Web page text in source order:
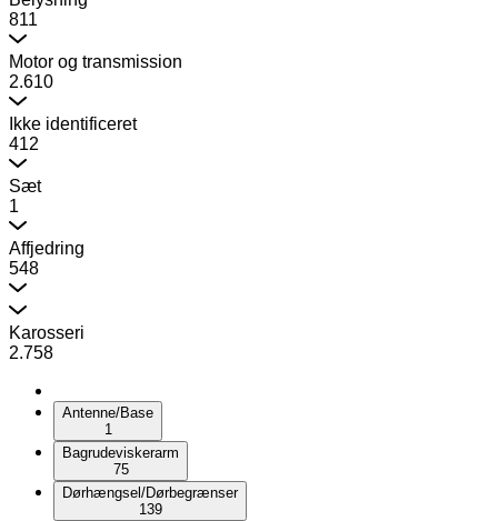
811
Motor og transmission
2.610
Ikke identificeret
412
Sæt
1
Affjedring
548
Karosseri
2.758
Antenne/Base
1
Bagrudeviskerarm
75
Dørhængsel/Dørbegrænser
139